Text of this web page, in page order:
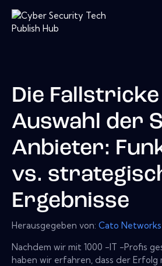
Die
Auswahl der
Anbieter:
vs.
Ergebnisse
Herausgegeben von: Cato Networks
Nachdem wir mit 1000 -IT -Profis
haben wir erfahren, dass der Erfolg